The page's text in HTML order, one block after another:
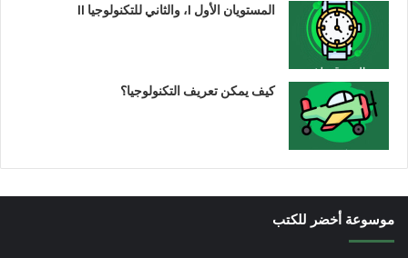
المستويان الأول I، والثاني للتكنولوجيا II
كيف يمكن تعريف التكنولوجيا؟
موسوعة أخضر للكتب